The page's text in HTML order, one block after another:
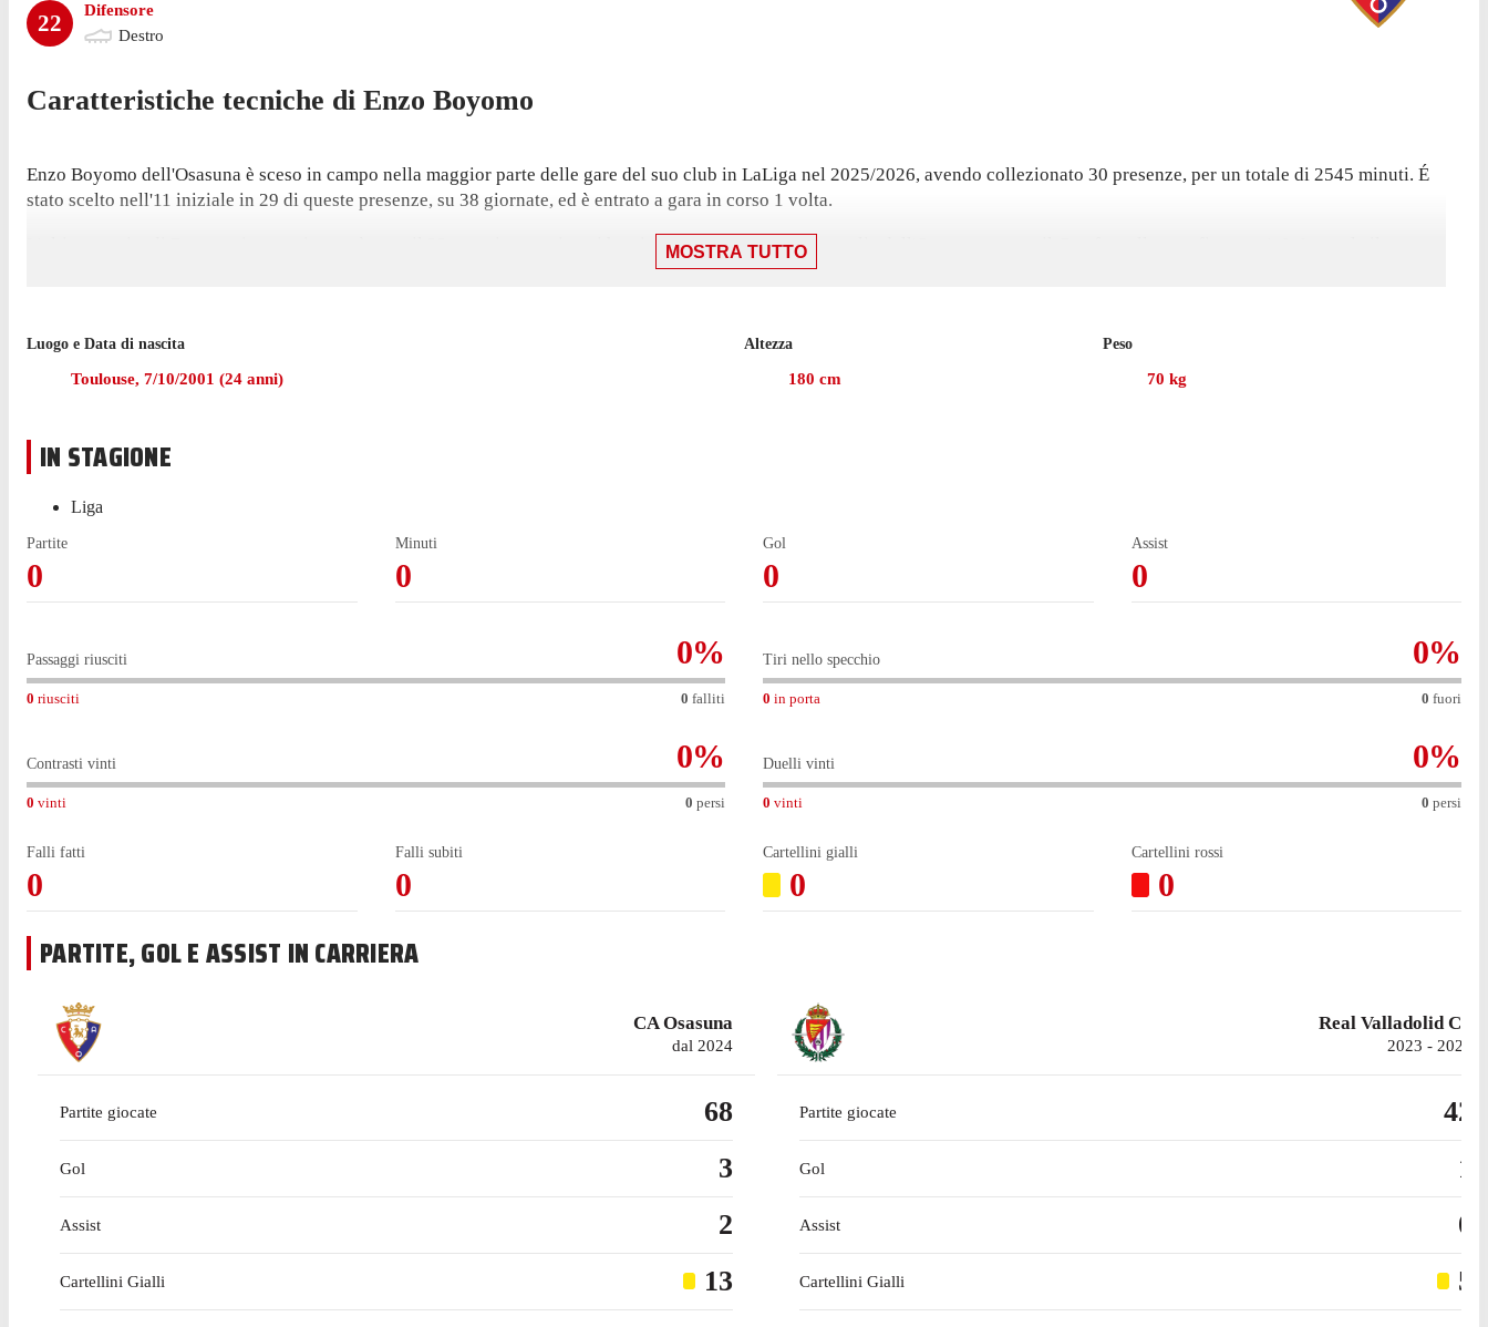
22
Difensore
Destro
Caratteristiche tecniche di Enzo Boyomo
Enzo Boyomo dell'Osasuna è sceso in campo nella maggior parte delle gare del suo club in LaLiga nel 2025/2026, avendo collezionato 30 presenze, per un totale di 2545 minuti. É
stato scelto nell'11 iniziale in 29 di queste presenze, su 38 giornate, ed è entrato a gara in corso 1 volta.
L'ultima partita di Boyomo in campionato è stata il 23 maggio, gara in cui ha giocato 90 minuti con la maglia dell'Osasuna contro il Getafe, nella sconfitta per 1-0. In totale il
difensore ha realizzato 1 rete nel 2025/2026; ha inoltre offerto 2 assist. Ha ricevuto 7 cartellini gialli.
Boyomo ha giocato 37 partite di LaLiga nell'ultima stagione con il Real Valladolid (3) e l'Osasuna (34), realizzando 2 gol.
Il 19 agosto 2024 Boyomo ha debuttato in LaLiga con il Real Valladolid, all'età di 22 anni e 316 giorni, contro l'Espanyol. Ha avuto un buon impatto al suo debutto in LaLiga con la
sua attuale squadra, l'Osasuna, avendo segnato un gol contro il Celta Vigo l'1 settembre 2024.
In generale, in LaLiga, ha giocato 67 partite con 3 reti realizzate e 2 assist per i compagni.
MOSTRA TUTTO
Luogo e Data di nascita
Toulouse, 7/10/2001 (24 anni)
Altezza
180 cm
Peso
70 kg
IN STAGIONE
Liga
Partite
0
Minuti
0
Gol
0
Assist
0
Passaggi riusciti 0%
0 riusciti 0 falliti
Tiri nello specchio 0%
0 in porta 0 fuori
Contrasti vinti 0%
0 vinti 0 persi
Duelli vinti 0%
0 vinti 0 persi
Falli fatti
0
Falli subiti
0
Cartellini gialli
0
Cartellini rossi
0
PARTITE, GOL E ASSIST IN CARRIERA
CA Osasuna
dal 2024
Partite giocate 68
Gol 3
Assist 2
Cartellini Gialli
13
Real Valladolid CF
2023 - 2024
Partite giocate 42
Gol 1
Assist 0
Cartellini Gialli
5